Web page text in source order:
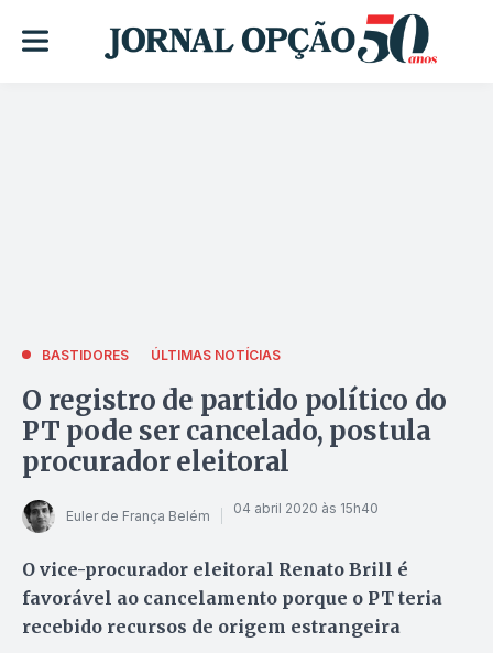
BASTIDORES ÚLTIMAS NOTÍCIAS
O registro de partido político do
PT pode ser cancelado, postula
procurador eleitoral
Euler de França Belém 04 abril 2020 às 15h40
O vice-procurador eleitoral Renato Brill é
favorável ao cancelamento porque o PT teria
recebido recursos de origem estrangeira